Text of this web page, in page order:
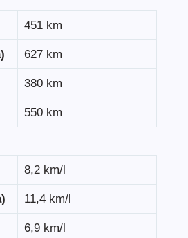
451 km
627 km
380 km
550 km
8,2 km/l
11,4 km/l
6,9 km/l